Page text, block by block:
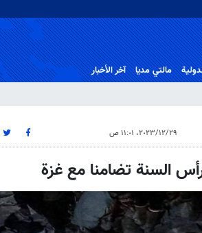
مالتي مدیا آخر الأخبار
٢٩‏/١٢‏/٢٠٢٣، ١١:٠١ ص
السنة تضامنا مع غزة